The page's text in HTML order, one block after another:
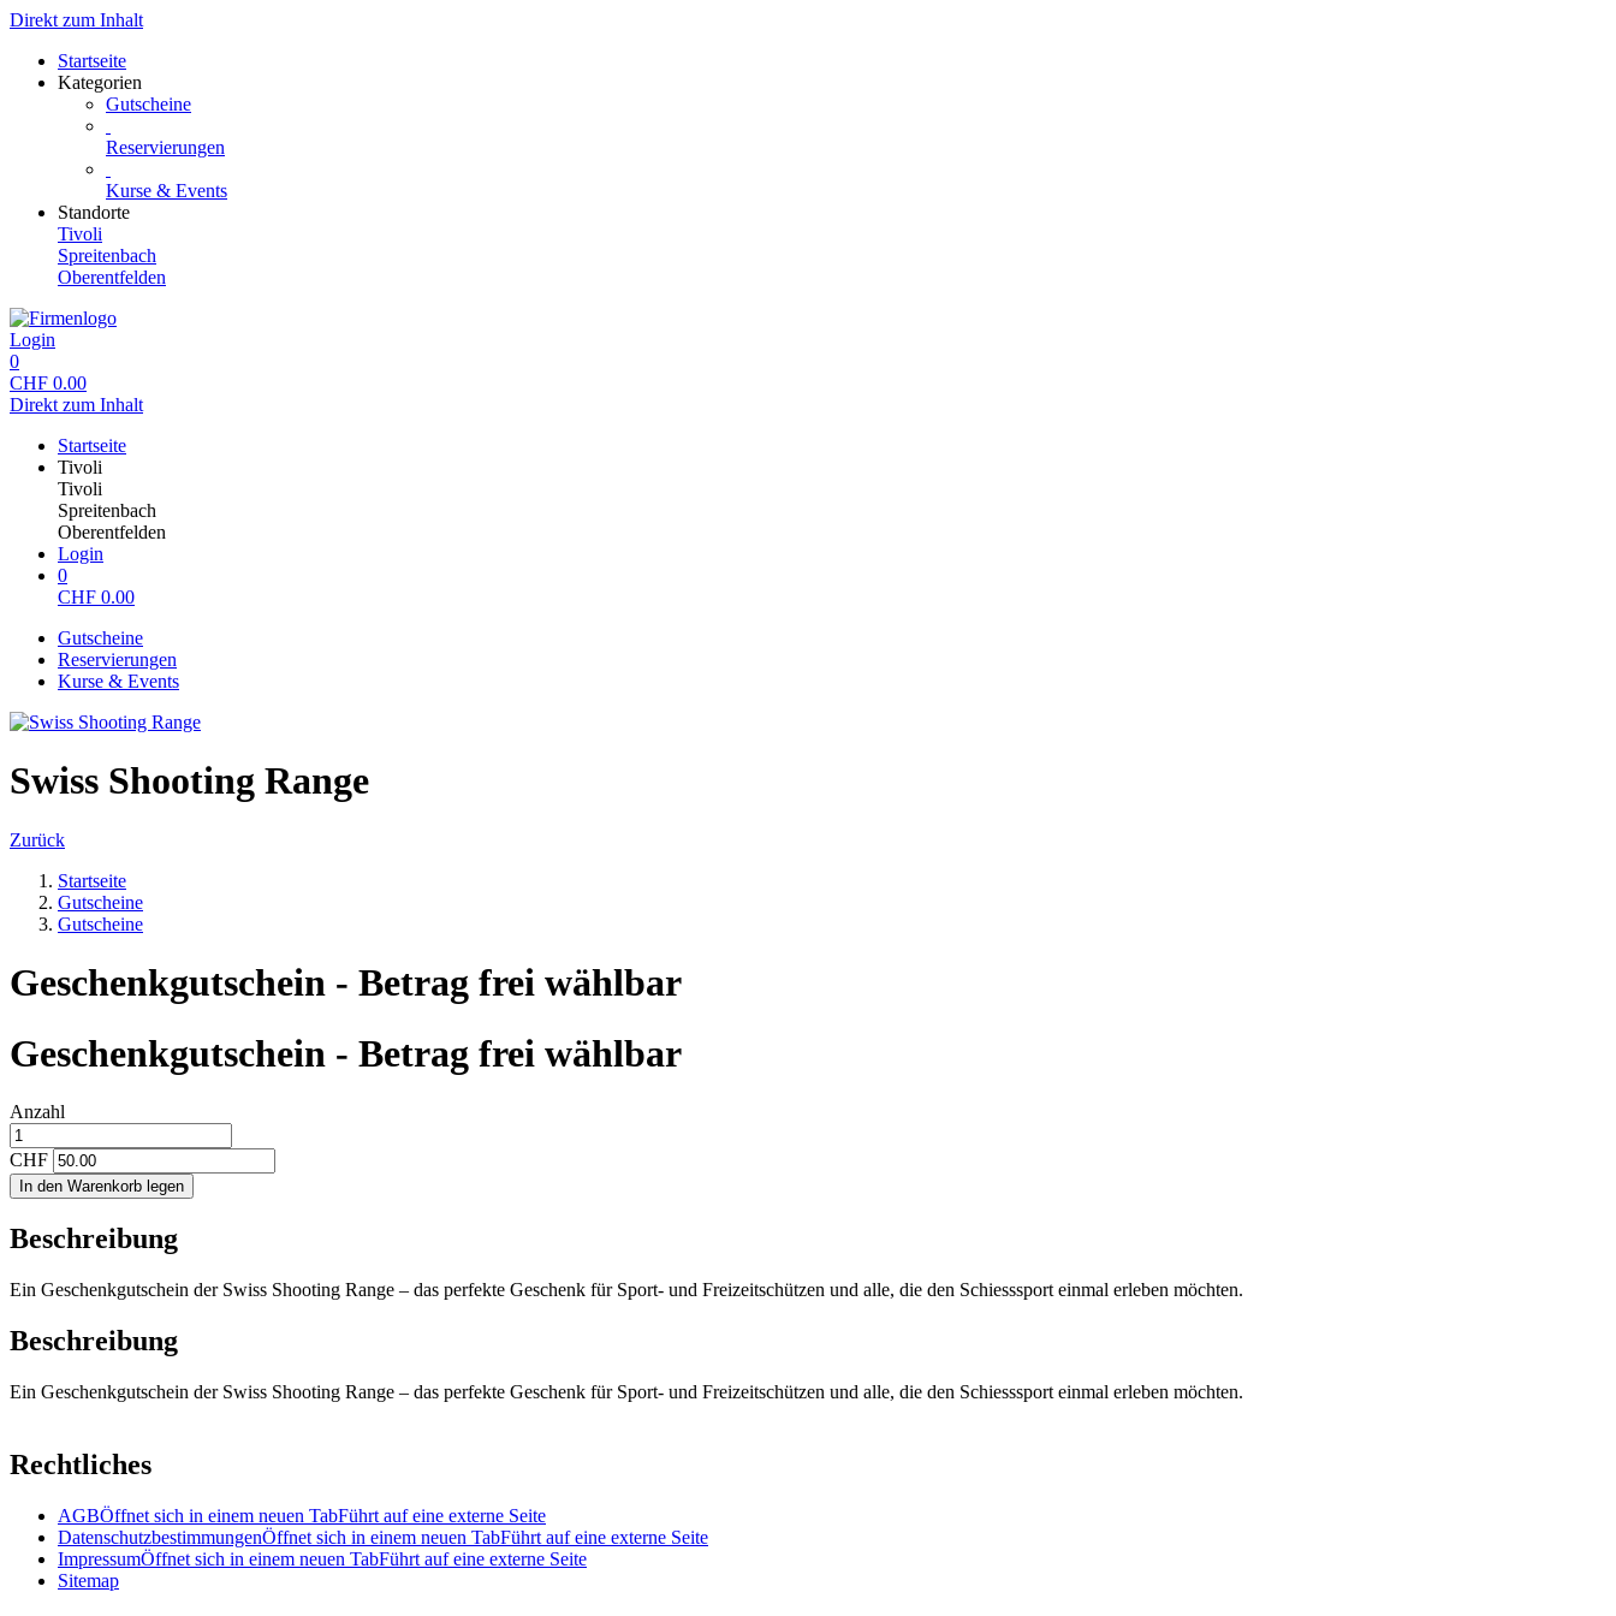
Direkt zum Inhalt
Startseite
Kategorien
Gutscheine
Reservierungen
Kurse & Events
Standorte
Tivoli
Spreitenbach
Oberentfelden
Login
0
CHF 0.00
Direkt zum Inhalt
Startseite
Tivoli
Tivoli
Spreitenbach
Oberentfelden
Login
0
CHF 0.00
Gutscheine
Reservierungen
Kurse & Events
Swiss Shooting Range
Zurück
Startseite
Gutscheine
Gutscheine
Geschenkgutschein - Betrag frei wählbar
Geschenkgutschein - Betrag frei wählbar
Anzahl
CHF
In den Warenkorb legen
Beschreibung
Ein Geschenkgutschein der Swiss Shooting Range – das perfekte Geschenk für Sport- und Freizeitschützen und alle, die den Schiesssport einmal erleben möchten.
Beschreibung
Ein Geschenkgutschein der Swiss Shooting Range – das perfekte Geschenk für Sport- und Freizeitschützen und alle, die den Schiesssport einmal erleben möchten.
Rechtliches
AGBÖffnet sich in einem neuen TabFührt auf eine externe Seite
DatenschutzbestimmungenÖffnet sich in einem neuen TabFührt auf eine externe Seite
ImpressumÖffnet sich in einem neuen TabFührt auf eine externe Seite
Sitemap